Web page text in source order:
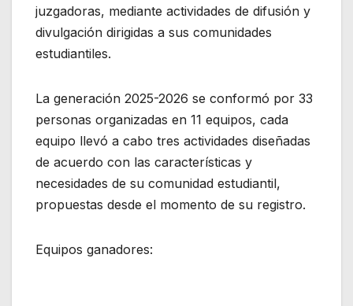
juzgadoras, mediante actividades de difusión y
divulgación dirigidas a sus comunidades
estudiantiles.
La generación 2025-2026 se conformó por 33
personas organizadas en 11 equipos, cada
equipo llevó a cabo tres actividades diseñadas
de acuerdo con las características y
necesidades de su comunidad estudiantil,
propuestas desde el momento de su registro.
Equipos ganadores: